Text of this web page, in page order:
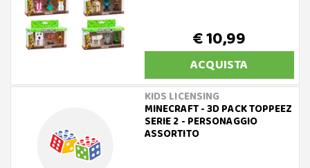
€ 10,99
ACQUISTA
KIDS LICENSING
MINECRAFT - 3D PACK TOPPEEZ
SERIE 2 - PERSONAGGIO
ASSORTITO